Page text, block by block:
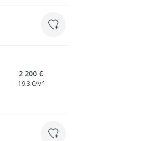
2 200 €
19.3 €/м²